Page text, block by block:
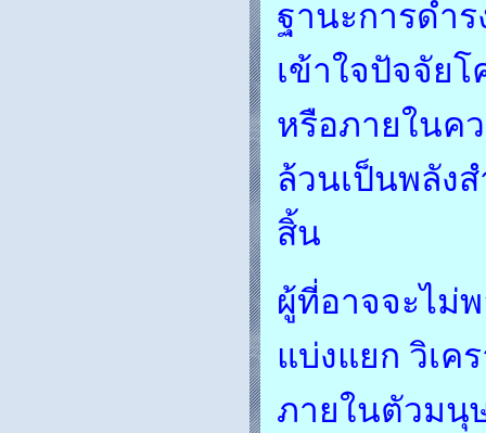
ฐานะการดำ
เข้าใจปัจจัย
หรือภายในค
ล้วนเป็นพลัง
สิ้น
ผู้ที่อาจจะไม่
แบ่งแยก วิเค
ภายในตัวมนุ